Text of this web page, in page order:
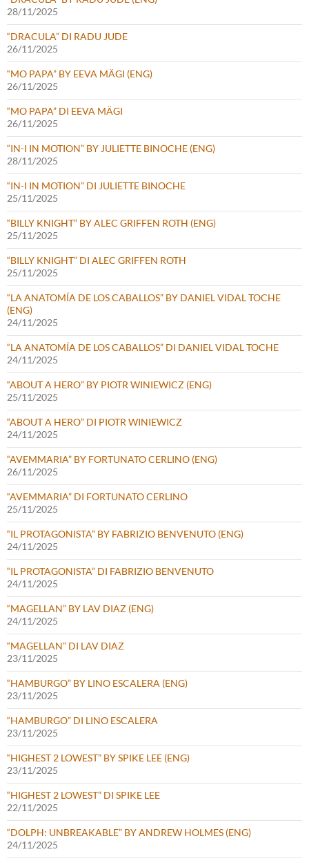
28/11/2025
“DRACULA” DI RADU JUDE
26/11/2025
“MO PAPA” BY EEVA MÄGI (ENG)
26/11/2025
“MO PAPA” DI EEVA MÄGI
26/11/2025
“IN-I IN MOTION” BY JULIETTE BINOCHE (ENG)
28/11/2025
“IN-I IN MOTION” DI JULIETTE BINOCHE
25/11/2025
“BILLY KNIGHT” BY ALEC GRIFFEN ROTH (ENG)
25/11/2025
“BILLY KNIGHT” DI ALEC GRIFFEN ROTH
25/11/2025
“LA ANATOMÍA DE LOS CABALLOS” BY DANIEL VIDAL TOCHE
(ENG)
24/11/2025
“LA ANATOMÍA DE LOS CABALLOS” DI DANIEL VIDAL TOCHE
24/11/2025
“ABOUT A HERO” BY PIOTR WINIEWICZ (ENG)
25/11/2025
“ABOUT A HERO” DI PIOTR WINIEWICZ
24/11/2025
“AVEMMARIA” BY FORTUNATO CERLINO (ENG)
26/11/2025
“AVEMMARIA” DI FORTUNATO CERLINO
25/11/2025
“IL PROTAGONISTA” BY FABRIZIO BENVENUTO (ENG)
24/11/2025
“IL PROTAGONISTA” DI FABRIZIO BENVENUTO
24/11/2025
“MAGELLAN” BY LAV DIAZ (ENG)
24/11/2025
“MAGELLAN” DI LAV DIAZ
23/11/2025
“HAMBURGO” BY LINO ESCALERA (ENG)
23/11/2025
“HAMBURGO” DI LINO ESCALERA
23/11/2025
“HIGHEST 2 LOWEST” BY SPIKE LEE (ENG)
23/11/2025
“HIGHEST 2 LOWEST” DI SPIKE LEE
22/11/2025
“DOLPH: UNBREAKABLE” BY ANDREW HOLMES (ENG)
24/11/2025